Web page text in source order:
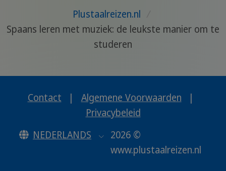
Plustaalreizen.nl
Spaans leren met muziek: de leukste manier om te
studeren
Contact | Algemene Voorwaarden
|
Privacybeleid
NEDERLANDS
2026 ©
www.plustaalreizen.nl